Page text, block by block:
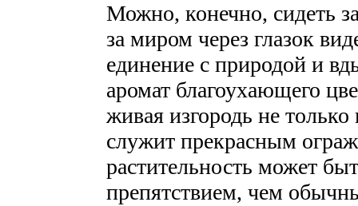
Можно, конечно, сидеть
за миром через глазок
единение с природой и
аромат благоухающего
живая изгородь не
служит прекрасным
растительность может
препятствием, чем